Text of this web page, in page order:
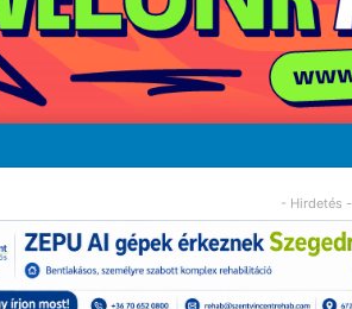
- Hirdetés -